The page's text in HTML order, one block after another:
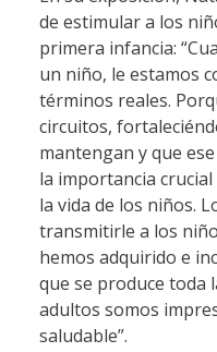
de estimular a los
primera infancia:
un niño, le estamos
términos reales.
circuitos,
mantengan y que
la importancia
la vida de los niños.
transmitirle a los
hemos adquirido e
que se produce toda
adultos somos
saludable”.